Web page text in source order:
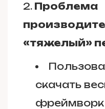
Проблема
«тяжелый»
скачать
фреймворк